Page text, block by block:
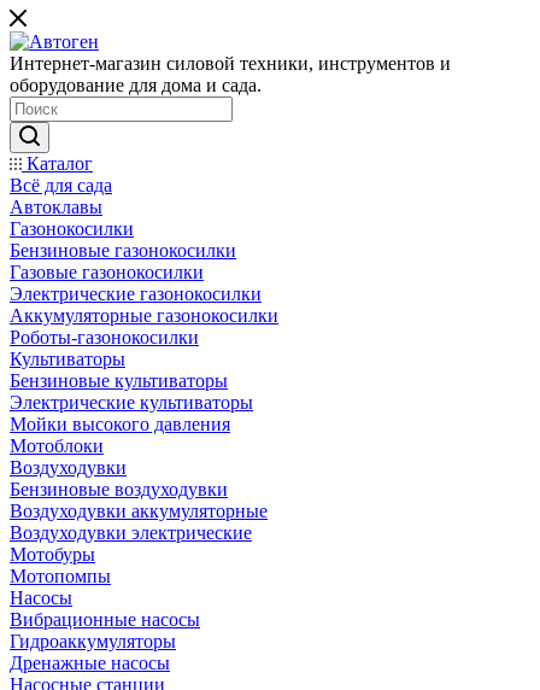
Интернет-магазин силовой техники, инструментов и
оборудование для дома и сада.
Каталог
Всё для сада
Автоклавы
Газонокосилки
Бензиновые газонокосилки
Газовые газонокосилки
Электрические газонокосилки
Аккумуляторные газонокосилки
Роботы-газонокосилки
Культиваторы
Бензиновые культиваторы
Электрические культиваторы
Мойки высокого давления
Мотоблоки
Воздуходувки
Бензиновые воздуходувки
Воздуходувки аккумуляторные
Воздуходувки электрические
Мотобуры
Мотопомпы
Насосы
Вибрационные насосы
Гидроаккумуляторы
Дренажные насосы
Насосные станции